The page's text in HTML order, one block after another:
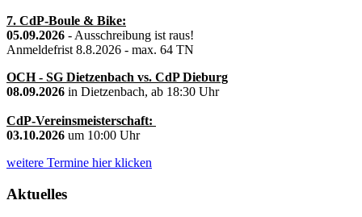
7. CdP-Boule & Bike:
05.09.2026 - Ausschreibung ist raus!
Anmeldefrist 8.8.2026 - max. 64 TN
OCH - SG Dietzenbach vs. CdP Dieburg
08.09.2026 in Dietzenbach, ab 18:30 Uhr
CdP-Vereinsmeisterschaft:
03.10.2026 um 10:00 Uhr
weitere Termine hier klicken
Aktuelles